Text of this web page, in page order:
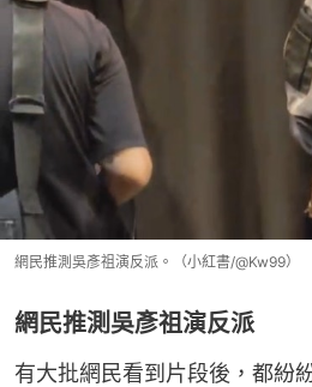
網民推測吳彥祖演反派。（小紅書/@Kw99）
網民推測吳彥祖演反派
有大批網民看到片段後，都紛